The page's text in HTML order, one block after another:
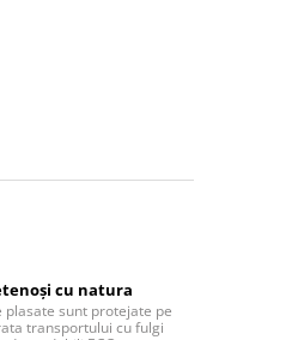
cu natura
plasate sunt protejate pe
transportului cu fulgi